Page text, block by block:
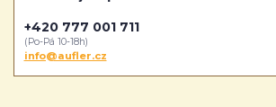
+420 777 001 711
(Po-Pá 10-18h)
info@aufler.cz